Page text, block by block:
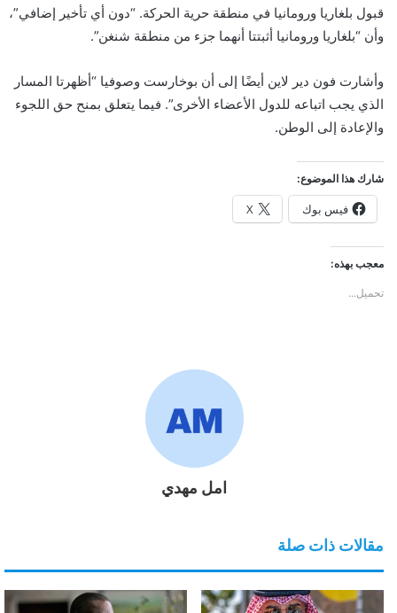
قبول بلغاريا ورومانيا في منطقة حرية الحركة. “دون أي تأخير إضافي”،
وأن “بلغاريا ورومانيا أثبتتا أنهما جزء من منطقة شنغن”.
وأشارت فون دير لاين أيضًا إلى أن بوخارست وصوفيا “أظهرتا المسار
الذي يجب اتباعه للدول الأعضاء الأخرى”. فيما يتعلق بمنح حق اللجوء
والإعادة إلى الوطن.
شارك هذا الموضوع:
فيس بوك X
معجب بهذه:
تحميل...
امل مهدي
مقالات ذات صلة